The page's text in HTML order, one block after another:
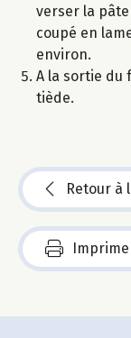
verser la
coupé en
environ.
A la sortie du
tiède.
Retour à